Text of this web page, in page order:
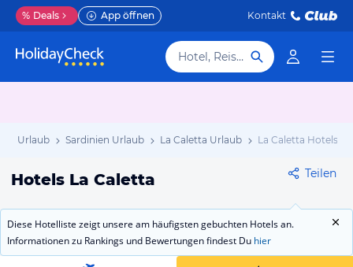
% Deals App öffnen Kontakt
Hotel, Reiseziel
Urlaub Sardinien Urlaub La Caletta Urlaub La Caletta Hotels
Hotels La Caletta Teilen
Diese Hotelliste zeigt unsere am häufigsten gebuchten Hotels an.
Informationen zu Rankings und Bewertungen findest Du hier